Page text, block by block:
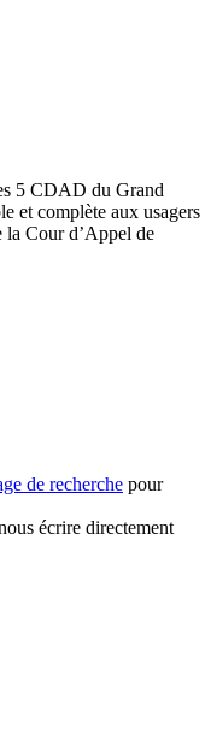
5 CDAD du Grand
et complète aux usagers
la Cour d’Appel de
de recherche pour
écrire directement